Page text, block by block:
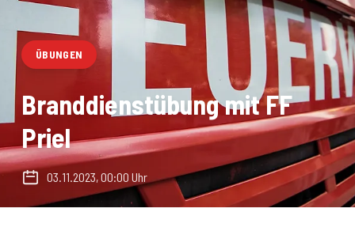
ÜBUNGEN
Branddienstübung mit FF
Priel
03.11.2023, 00:00 Uhr